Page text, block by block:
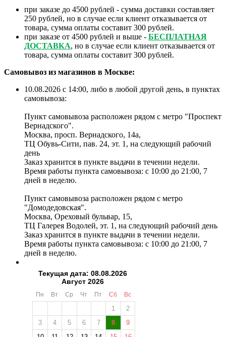
при заказе до 4500 рублей - сумма доставки составляет
250 рублей, но в случае если клиент отказывается от
товара, сумма оплаты составит 300 рублей.
при заказе от 4500 рублей и выше - БЕСПЛАТНАЯ
ДОСТАВКА, но в случае если клиент отказывается от
товара, сумма оплаты составит 300 рублей.
Самовывоз из магазинов в Москве:
10.08.2026 с 14:00, либо в любой другой день, в пунктах
самовывоза:
Пункт самовывоза расположен рядом с метро "Проспект
Вернадского".
Москва, просп. Вернадского, 14а,
ТЦ Обувь-Сити, пав. 24, эт. 1, на следующий рабочий
день
Заказ хранится в пункте выдачи в течении недели.
Время работы пункта самовывоза: с 10:00 до 21:00, 7
дней в неделю.
Пункт самовывоза расположен рядом с метро
"Домодедовская".
Москва, Ореховый бульвар, 15,
ТЦ Галерея Водолей, эт. 1, на следующий рабочий день
Заказ хранится в пункте выдачи в течении недели.
Время работы пункта самовывоза: с 10:00 до 21:00, 7
дней в неделю.
Текущая дата: 08.08.2026
Август 2026
Пн Вт Ср Чт Пт Сб Вс
1
2
3
4 5 6 7 8
9